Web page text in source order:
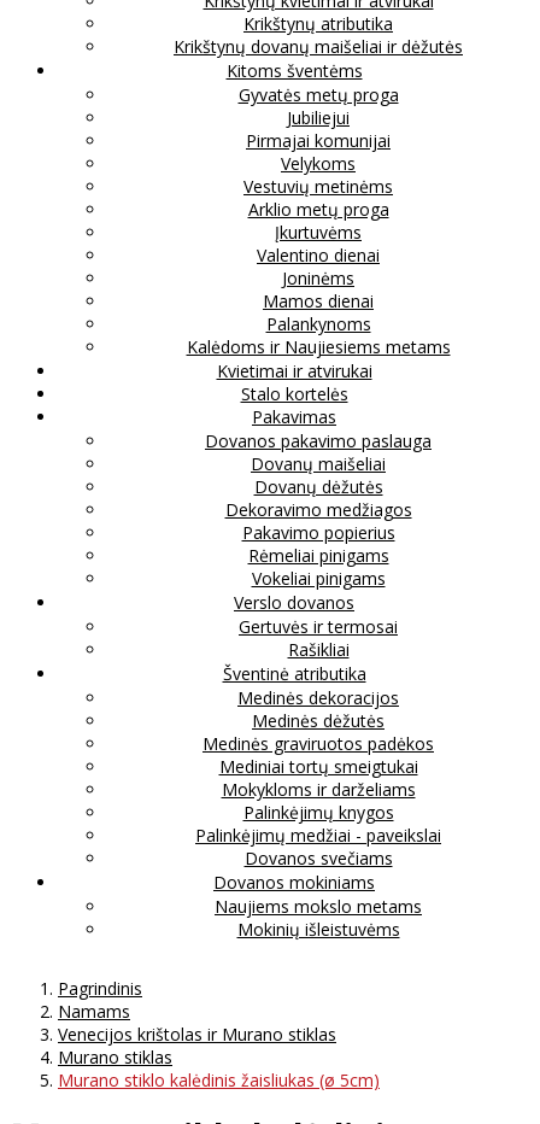
Krikštynų atributika
Krikštynų dovanų maišeliai ir dėžutės
Kitoms šventėms
Gyvatės metų proga
Jubiliejui
Pirmajai komunijai
Velykoms
Vestuvių metinėms
Arklio metų proga
Įkurtuvėms
Valentino dienai
Joninėms
Mamos dienai
Palankynoms
Kalėdoms ir Naujiesiems metams
Kvietimai ir atvirukai
Stalo kortelės
Pakavimas
Dovanos pakavimo paslauga
Dovanų maišeliai
Dovanų dėžutės
Dekoravimo medžiagos
Pakavimo popierius
Rėmeliai pinigams
Vokeliai pinigams
Verslo dovanos
Gertuvės ir termosai
Rašikliai
Šventinė atributika
Medinės dekoracijos
Medinės dėžutės
Medinės graviruotos padėkos
Mediniai tortų smeigtukai
Mokykloms ir darželiams
Palinkėjimų knygos
Palinkėjimų medžiai - paveikslai
Dovanos svečiams
Dovanos mokiniams
Naujiems mokslo metams
Mokinių išleistuvėms
Pagrindinis
Namams
Venecijos krištolas ir Murano stiklas
Murano stiklas
Murano stiklo kalėdinis žaisliukas (ø 5cm)